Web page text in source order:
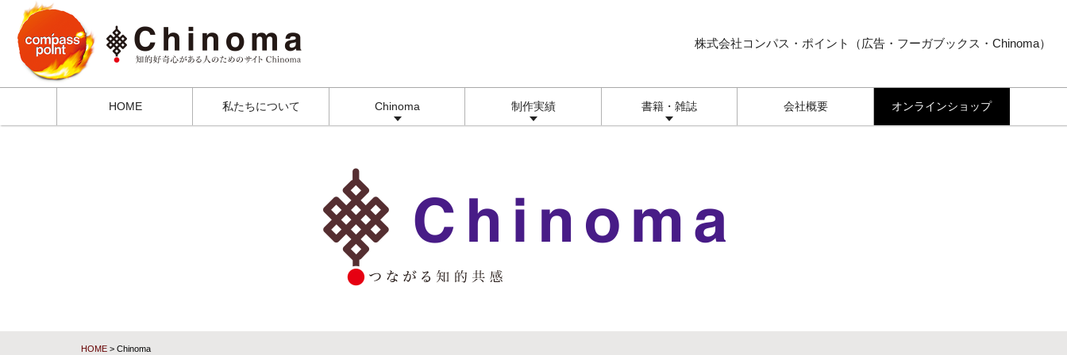
株式会社コンパス・ポイント（広告・フーガブックス・Chinoma）
HOME 私たちについて Chinoma 制作実績 書籍・雑誌 会社概要 オンラインショップ
HOME > Chinoma